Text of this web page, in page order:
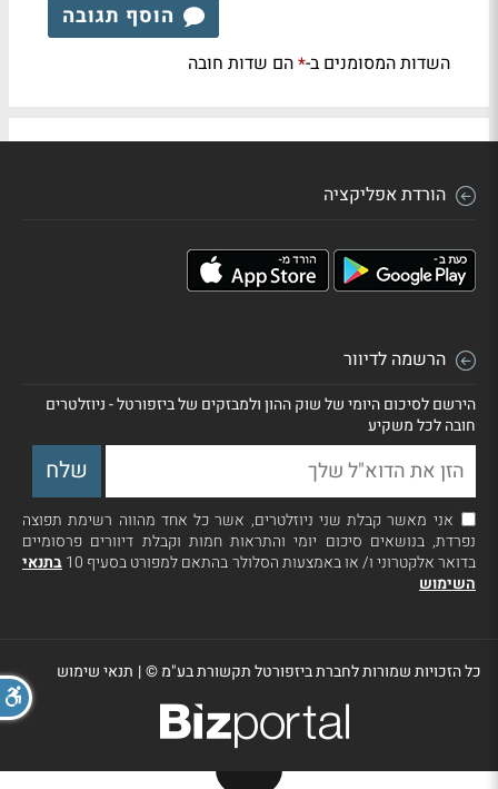
הוסף תגובה
השדות המסומנים ב-*הם שדות חובה
הורדת אפליקציה
הרשמה לדיוור
הירשם לסיכום היומי של שוק ההון ולמבזקים של ביזפורטל - ניוזלטרים
חובה לכל משקיע
אני מאשר קבלת שני ניוזלטרים, אשר כל אחד מהווה רשימת תפוצה
נפרדת, בנושאים סיכום יומי והתראות חמות וקבלת דיוורים פרסומיים
בדואר אלקטרוני ו/ או באמצעות הסלולר בהתאם למפורט בסעיף 10
בתנאי
השימוש
כל הזכויות שמורות לחברת ביזפורטל תקשורת בע"מ ©| תנאי שימוש